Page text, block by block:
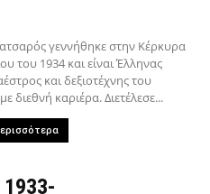
γεννήθηκε στην Κέρκυρα
του 1934 και είναι Έλληνας
και δεξιοτέχνης του
διεθνή καριέρα. Διετέλεσε...